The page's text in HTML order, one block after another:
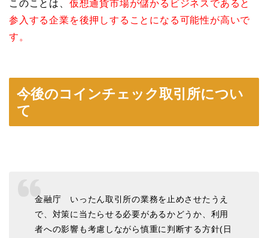
このことは、 仮想通貨市場が儲かるビジネスであると
参入する企業を後押しすることになる可能性が高いで
す。
今後のコインチェック取引所につい
て
金融庁 いったん取引所の業務を止めさせたうえ
で、対策に当たらせる必要があるかどうか、利用
者への影響も考慮しながら慎重に判断する方針(日